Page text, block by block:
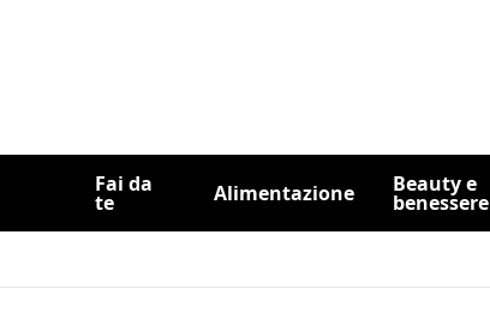
Fai da
te Alimentazione Beauty e
benessere